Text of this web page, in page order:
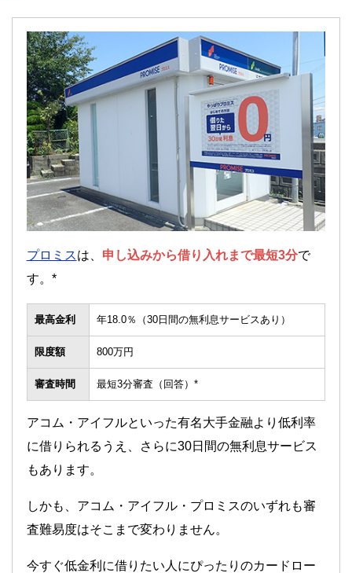
プロミスは、 申し込みから借り入れまで最短3分で
す。*
最高金利 年18.0％（30日間の無利息サービスあり）
限度額 800万円
審査時間 最短3分審査（回答）*
アコム・アイフルといった有名大手金融より低利率
に借りられるうえ、さらに30日間の無利息サービス
もあります。
しかも、アコム・アイフル・プロミスのいずれも審
査難易度はそこまで変わりません。
今すぐ低金利に借りたい人にぴったりのカードロー